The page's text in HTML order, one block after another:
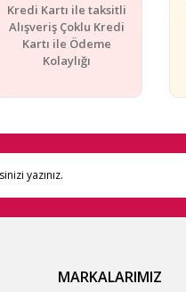
Kredi Kartı ile taksitli
Alışveriş Çoklu Kredi
Kartı ile Ödeme
Kolaylığı
MARKALARIMIZ